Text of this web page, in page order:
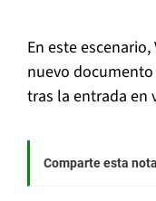
En este
nuevo
tras la entrada en
Comparte esta